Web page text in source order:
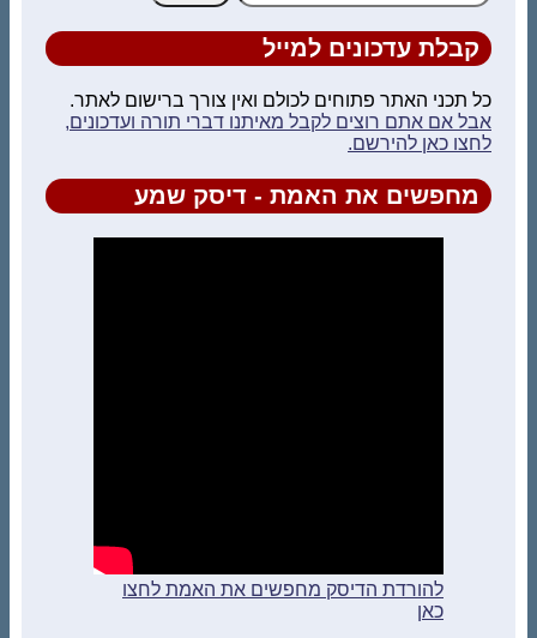
קבלת עדכונים למייל
כל תכני האתר פתוחים לכולם ואין צורך ברישום לאתר.
אבל אם אתם רוצים לקבל מאיתנו דברי תורה ועדכונים,
לחצו כאן להירשם.
מחפשים את האמת - דיסק שמע
להורדת הדיסק מחפשים את האמת לחצו
כאן